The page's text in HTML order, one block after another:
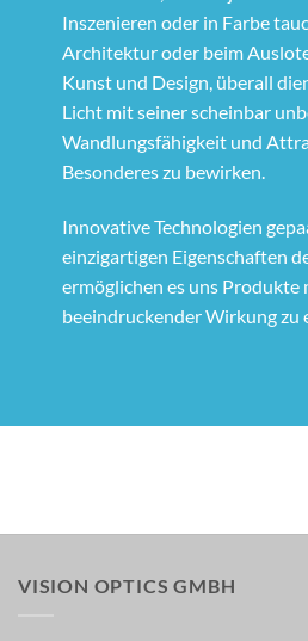
Inszenieren oder in Farbe
Architektur oder beim
Kunst und Design, überall
Licht mit seiner scheinbar
Wandlungsfähigkeit und
Besonderes zu bewirken.
Innovative Technologien
einzigartigen Eigenschaften
ermöglichen es uns Produkte
beeindruckender Wirkung zu
VISION OPTICS GMBH